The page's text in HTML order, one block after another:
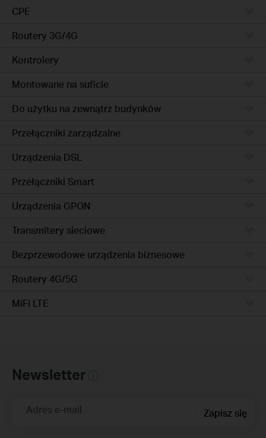
CPE
Routery 3G/4G
Kontrolery
Montowane na suficie
Do użytku na zewnątrz budynków
Przełączniki zarządzalne
Urządzenia DSL
Przełączniki Smart
Urządzenia GPON
Transmitery sieciowe
Bezprzewodowe urządzenia biznesowe
Routery 4G/5G
MiFi LTE
Newsletter
Adres e-mail Zapisz się